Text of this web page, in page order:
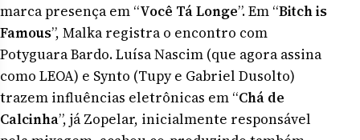
marca presença em “Você Tá Longe”. Em “Bitch is
Famous”, Malka registra o encontro com
Potyguara Bardo. Luísa Nascim (que agora assina
como LEOA) e Synto (Tupy e Gabriel Dusolto)
trazem influências eletrônicas em “Chá de
Calcinha”, já Zopelar, inicialmente responsável